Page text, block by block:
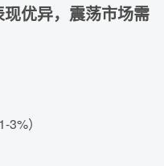
优异，震荡市场需
）